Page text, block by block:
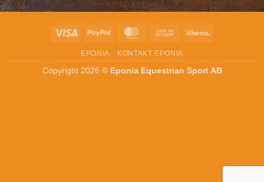
Visa PayPal MasterCardCash
Delivery
EPONIA KONTAKT EPONIA
Copyright 2026 © Eponia Equestrian Sport AB